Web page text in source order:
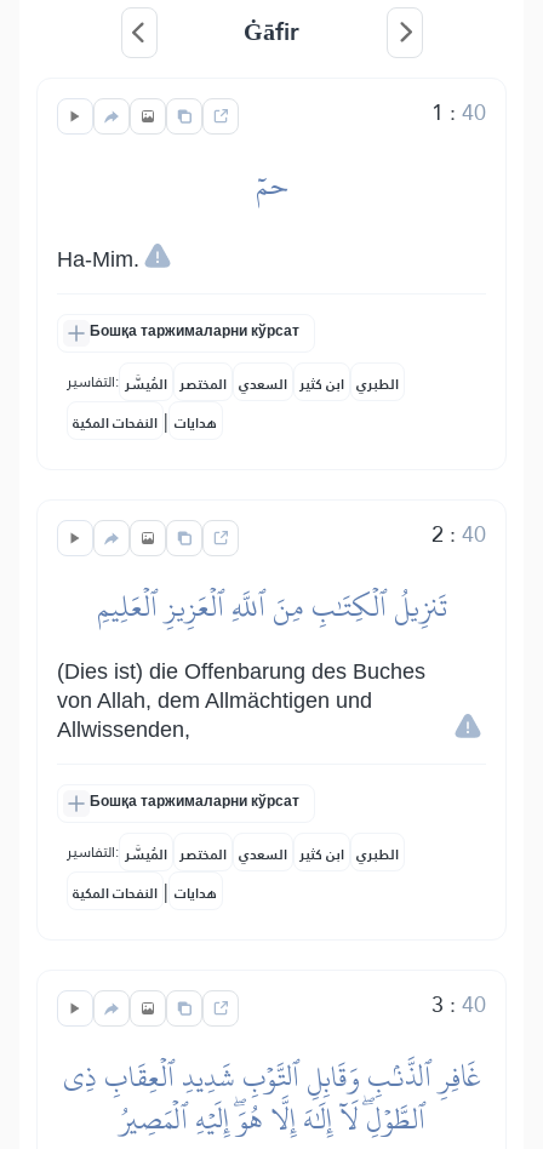
Ġāfir
1 :40
حمٓ
Ha-Mim.
Бошқа таржималарни кўрсат
التفاسير: المُيسَّر المختصر السعدي ابن كثير الطبري
النفحات المكية | هدايات
2 :40
تَنزِيلُ ٱلۡكِتَٰبِ مِنَ ٱللَّهِ ٱلۡعَزِيزِ ٱلۡعَلِيمِ
(Dies ist) die Offenbarung des Buches
von Allah, dem Allmächtigen und
Allwissenden,
Бошқа таржималарни кўрсат
التفاسير: المُيسَّر المختصر السعدي ابن كثير الطبري
النفحات المكية | هدايات
3 :40
غَافِرِ ٱلذَّنۢبِ وَقَابِلِ ٱلتَّوۡبِ شَدِيدِ ٱلۡعِقَابِ ذِي
ٱلطَّوۡلِۖ لَآ إِلَٰهَ إِلَّا هُوَۖ إِلَيۡهِ ٱلۡمَصِيرُ